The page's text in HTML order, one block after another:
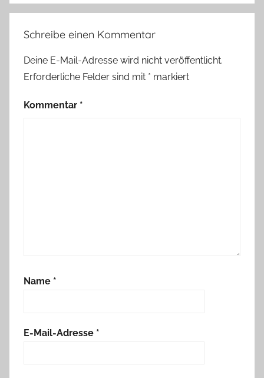
Schreibe einen Kommentar
Deine E-Mail-Adresse wird nicht veröffentlicht.
Erforderliche Felder sind mit * markiert
Kommentar *
Name *
E-Mail-Adresse *